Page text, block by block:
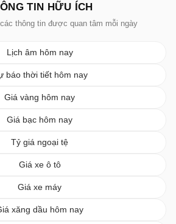
TIN HỮU ÍCH
thông tin được quan tâm mỗi ngày
Lịch âm hôm nay
báo thời tiết hôm nay
Giá vàng hôm nay
Giá bạc hôm nay
Tỷ giá ngoại tệ
Giá xe ô tô
Giá xe máy
xăng dầu hôm nay